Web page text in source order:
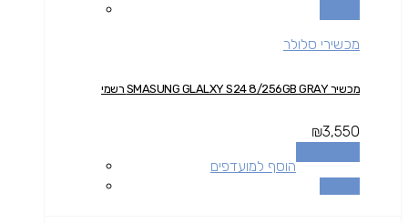
מכשירי סלולר
מכשיר SMASUNG GLALXY S24 8/256GB GRAY רשמי
₪3,550
הוסף למועדפים